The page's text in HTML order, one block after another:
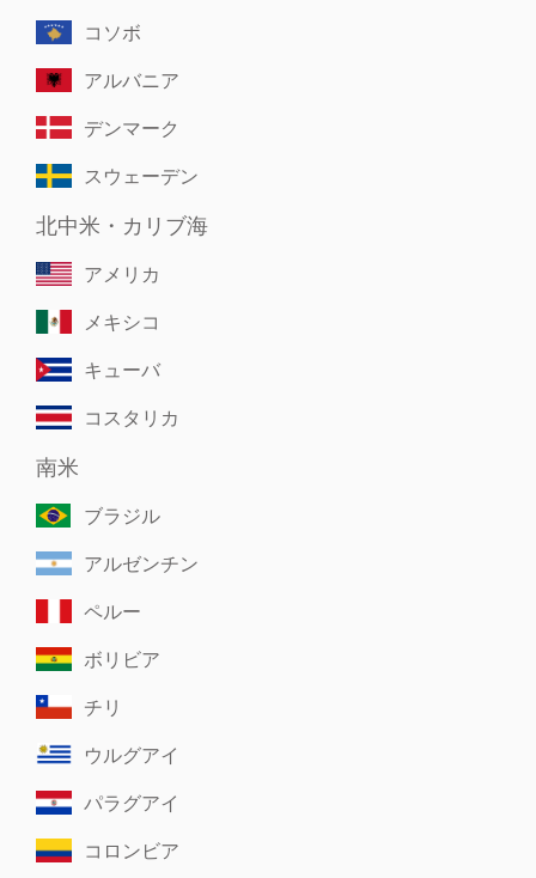
コソボ
アルバニア
デンマーク
スウェーデン
北中米・カリブ海
アメリカ
メキシコ
キューバ
コスタリカ
南米
ブラジル
アルゼンチン
ペルー
ボリビア
チリ
ウルグアイ
パラグアイ
コロンビア